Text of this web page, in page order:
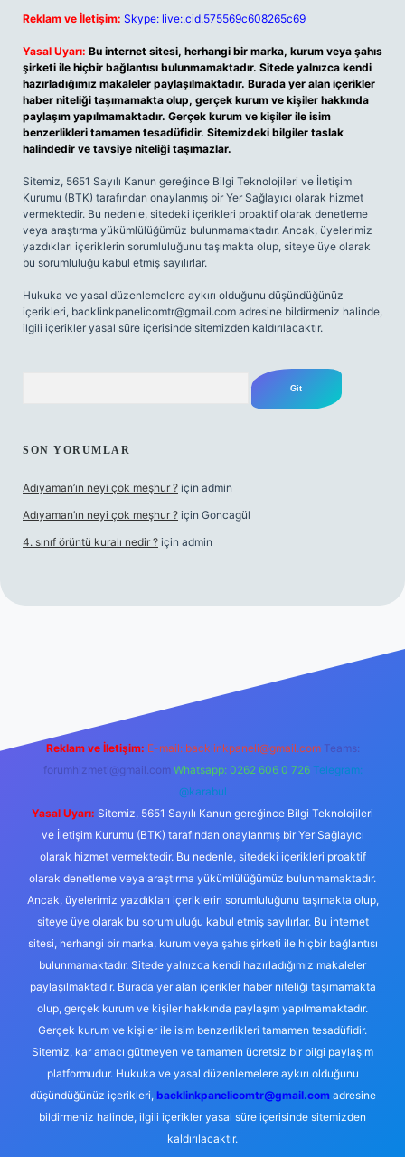
Reklam ve İletişim: Skype: live:.cid.575569c608265c69
Yasal Uyarı: Bu internet sitesi, herhangi bir marka, kurum veya şahıs
şirketi ile hiçbir bağlantısı bulunmamaktadır. Sitede yalnızca kendi
hazırladığımız makaleler paylaşılmaktadır. Burada yer alan içerikler
haber niteliği taşımamakta olup, gerçek kurum ve kişiler hakkında
paylaşım yapılmamaktadır. Gerçek kurum ve kişiler ile isim
benzerlikleri tamamen tesadüfidir. Sitemizdeki bilgiler taslak
halindedir ve tavsiye niteliği taşımazlar.
Sitemiz, 5651 Sayılı Kanun gereğince Bilgi Teknolojileri ve İletişim
Kurumu (BTK) tarafından onaylanmış bir Yer Sağlayıcı olarak hizmet
vermektedir. Bu nedenle, sitedeki içerikleri proaktif olarak denetleme
veya araştırma yükümlülüğümüz bulunmamaktadır. Ancak, üyelerimiz
yazdıkları içeriklerin sorumluluğunu taşımakta olup, siteye üye olarak
bu sorumluluğu kabul etmiş sayılırlar.
Hukuka ve yasal düzenlemelere aykırı olduğunu düşündüğünüz
içerikleri, backlinkpanelicomtr@gmail.com adresine bildirmeniz halinde,
ilgili içerikler yasal süre içerisinde sitemizden kaldırılacaktır.
SON YORUMLAR
Adıyaman’ın neyi çok meşhur ? için admin
Adıyaman’ın neyi çok meşhur ? için Goncagül
4. sınıf örüntü kuralı nedir ? için admin
Reklam ve İletişim: E-mail: backlinkpaneli@gmail.com Teams:
forumhizmeti@gmail.com Whatsapp: 0262 606 0 726 Telegram:
@karabul
Yasal Uyarı: Sitemiz, 5651 Sayılı Kanun gereğince Bilgi Teknolojileri
ve İletişim Kurumu (BTK) tarafından onaylanmış bir Yer Sağlayıcı
olarak hizmet vermektedir. Bu nedenle, sitedeki içerikleri proaktif
olarak denetleme veya araştırma yükümlülüğümüz bulunmamaktadır.
Ancak, üyelerimiz yazdıkları içeriklerin sorumluluğunu taşımakta olup,
siteye üye olarak bu sorumluluğu kabul etmiş sayılırlar. Bu internet
sitesi, herhangi bir marka, kurum veya şahıs şirketi ile hiçbir bağlantısı
bulunmamaktadır. Sitede yalnızca kendi hazırladığımız makaleler
paylaşılmaktadır. Burada yer alan içerikler haber niteliği taşımamakta
olup, gerçek kurum ve kişiler hakkında paylaşım yapılmamaktadır.
Gerçek kurum ve kişiler ile isim benzerlikleri tamamen tesadüfidir.
Sitemiz, kar amacı gütmeyen ve tamamen ücretsiz bir bilgi paylaşım
platformudur. Hukuka ve yasal düzenlemelere aykırı olduğunu
düşündüğünüz içerikleri, backlinkpanelicomtr@gmail.comadresine
bildirmeniz halinde, ilgili içerikler yasal süre içerisinde sitemizden
kaldırılacaktır.